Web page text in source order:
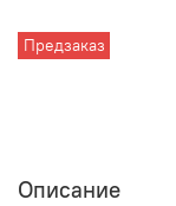
Предзаказ
Описание